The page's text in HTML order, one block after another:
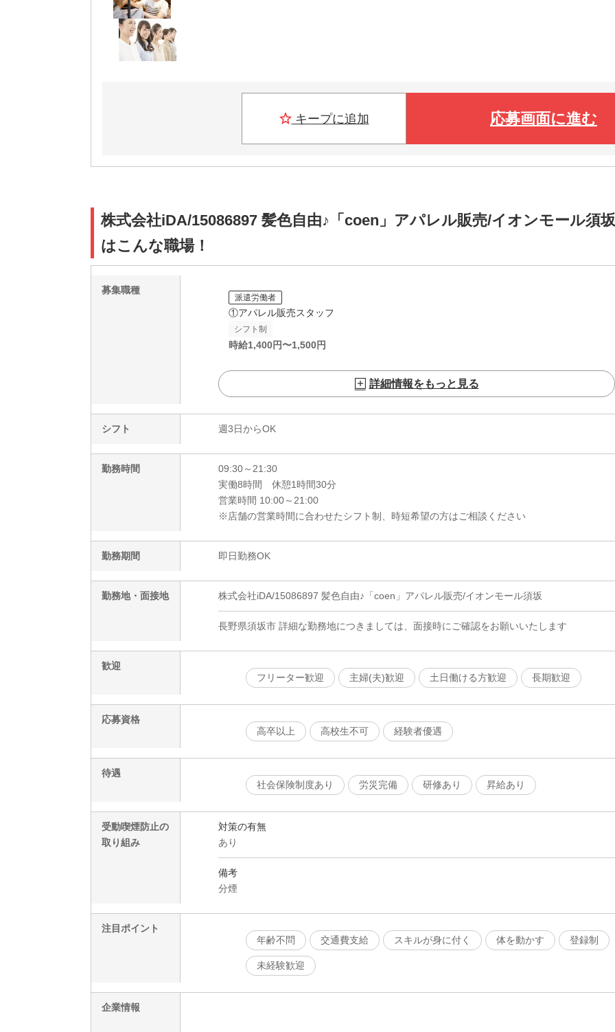
キープに追加 応募画面に進む
株式会社iDA/15086897 髪色自由♪「coen」アパレル販売/イオンモール須坂
はこんな職場！
募集職種
派遣労働者
①アパレル販売スタッフ
シフト制
時給1,400円〜1,500円
詳細情報をもっと見る
シフト 週3日からOK
勤務時間
09:30～21:30
実働8時間 休憩1時間30分
営業時間 10:00～21:00
※店舗の営業時間に合わせたシフト制、時短希望の方はご相談ください
勤務期間 即日勤務OK
勤務地・面接地 株式会社iDA/15086897 髪色自由♪「coen」アパレル販売/イオンモール須坂
長野県須坂市 詳細な勤務地につきましては、面接時にご確認をお願いいたします
歓迎
フリーター歓迎
主婦(夫)歓迎 土日働ける方歓迎 長期歓迎
応募資格
高卒以上
高校生不可 経験者優遇
待遇
社会保険制度あり
労災完備 研修あり 昇給あり
受動喫煙防止の
取り組み
対策の有無
あり
備考
分煙
注目ポイント
年齢不問
交通費支給 スキルが身に付く 体を動かす 登録制
未経験歓迎
企業情報